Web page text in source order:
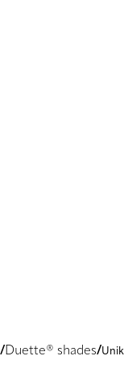
Duette® shades
Unik